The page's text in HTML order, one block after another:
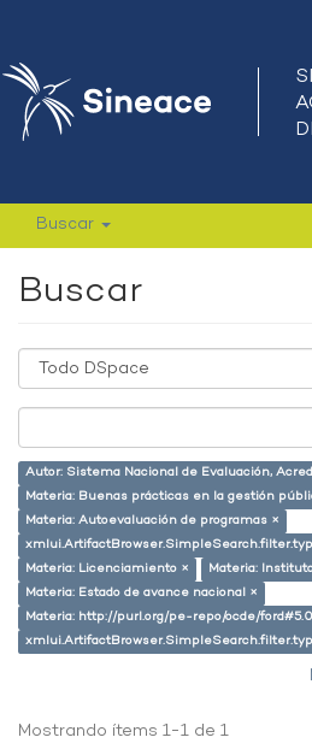
Buscar
Buscar
Autor: Sistema Nacional de Evaluación,
Materia: Buenas prácticas en la gestión
Materia: Autoevaluación de programas ×
Materia: Licenciamiento ×
Materia:
Materia: Estado de avance nacional ×
Materia: http://purl.org/pe-repo/ocde/
Mostrando ítems 1-1 de 1